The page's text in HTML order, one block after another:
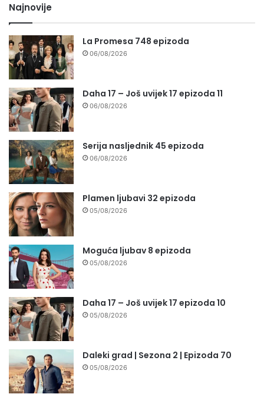
Najnovije
La Promesa 748 epizoda
06/08/2026
Daha 17 – Još uvijek 17 epizoda 11
06/08/2026
Serija nasljednik 45 epizoda
06/08/2026
Plamen ljubavi 32 epizoda
05/08/2026
Moguća ljubav 8 epizoda
05/08/2026
Daha 17 – Još uvijek 17 epizoda 10
05/08/2026
Daleki grad | Sezona 2 | Epizoda 70
05/08/2026